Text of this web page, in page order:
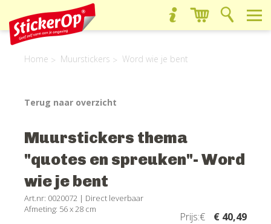
Home Muurstickers Word wie je bent
Terug naar overzicht
Muurstickers thema
"quotes en spreuken"- Word
wie je bent
Art.nr: 0020072 | Direct leverbaar
Afmeting: 56 x 28 cm
Prijs:€ € 40,49